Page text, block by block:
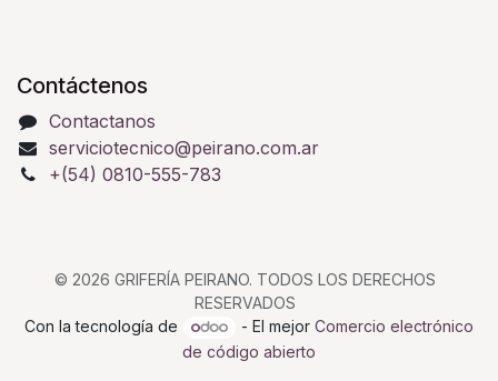
Contáctenos
Contactanos
serviciotecnico@peirano.com.ar
+(54) 0810-555-783
© 2026 GRIFERÍA PEIRANO. TODOS LOS DERECHOS
RESERVADOS
Con la tecnología de
- El mejor Comercio electrónico
de código abierto